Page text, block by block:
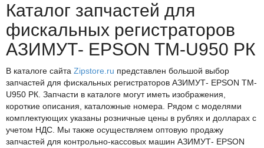
Каталог запчастей для
фискальных регистраторов
АЗИМУТ- EPSON TM-U950 РК
В каталоге сайта Zipstore.ru представлен большой выбор
запчастей для фискальных регистраторов АЗИМУТ- EPSON TM-
U950 РК. Запчасти в каталоге могут иметь изображения,
короткие описания, каталожные номера. Рядом с моделями
комплектующих указаны розничные цены в рублях и долларах с
учетом НДС. Мы также осуществляем оптовую продажу
запчастей для контрольно-кассовых машин АЗИМУТ- EPSON